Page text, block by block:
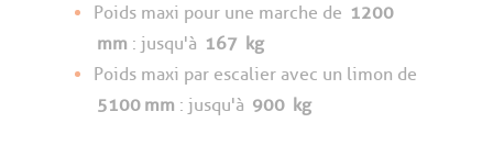
Poids maxi pour une marche de 1200
mm : jusqu'à 167 kg
Poids maxi par escalier avec un limon de
5100 mm : jusqu'à 900 kg